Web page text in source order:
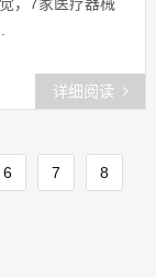
详细阅读
6 7 8